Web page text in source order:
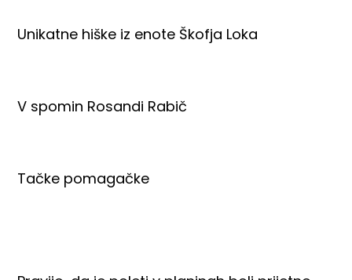
Unikatne hiške iz enote Škofja Loka
V spomin Rosandi Rabič
Tačke pomagačke